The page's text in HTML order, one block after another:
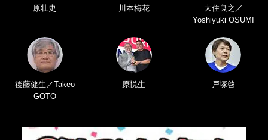
原壮史 川本梅花
大住良之／
Yoshiyuki OSUMI
後藤健生／Takeo
GOTO
原悦生 戸塚啓